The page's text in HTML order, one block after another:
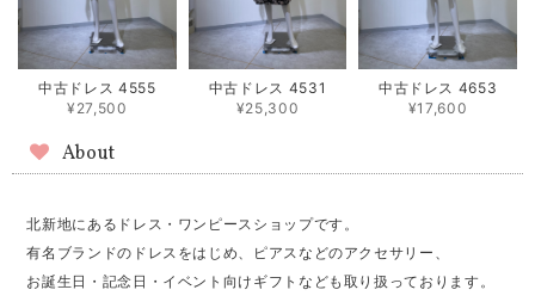
中古ドレス 4555
¥27,500
中古ドレス 4531
¥25,300
中古ドレス 4653
¥17,600
About
北新地にあるドレス・ワンピースショップです。
有名ブランドのドレスをはじめ、ピアスなどのアクセサリー、
お誕生日・記念日・イベント向けギフトなども取り扱っております。